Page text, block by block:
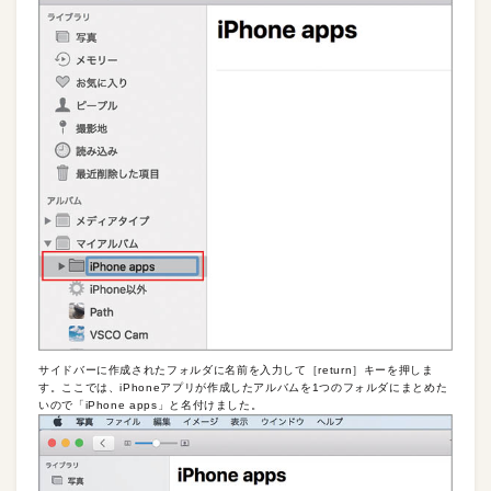
サイドバーに作成されたフォルダに名前を入力して［return］キーを押しま
す。ここでは、iPhoneアプリが作成したアルバムを1つのフォルダにまとめた
いので「iPhone apps」と名付けました。